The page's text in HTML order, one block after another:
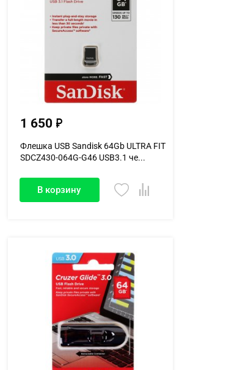
1 650
Флешка USB Sandisk 64Gb ULTRA FIT
SDCZ430-064G-G46 USB3.1 че...
В корзину